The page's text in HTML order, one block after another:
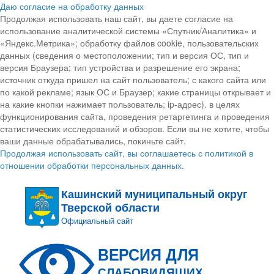
Даю согласие на обработку данных
Продолжая использовать наш сайт, вы даете согласие на
использование аналитической системы «Спутник/Аналитика» и
«Яндекс.Метрика»; обработку файлов cookie, пользовательских
данных (сведения о местоположении; тип и версия ОС, тип и
версия Браузера; тип устройства и разрешение его экрана;
источник откуда пришел на сайт пользователь; с какого сайта или
по какой рекламе; язык ОС и Браузер; какие страницы открывает и
на какие кнопки нажимает пользователь; ip-адрес). в целях
функционирования сайта, проведения ретаргетинга и проведения
статистических исследований и обзоров. Если вы не хотите, чтобы
ваши данные обрабатывались, покиньте сайт.
Продолжая использовать сайт, вы соглашаетесь с политикой в
отношении обработки персональных данных.